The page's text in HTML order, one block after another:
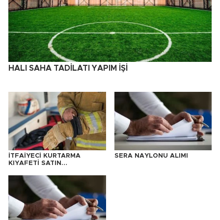
HALI SAHA TADİLATI YAPIM İŞİ
İTFAİYECİ KURTARMA
KIYAFETİ SATIN
SERA NAYLONU ALIMI